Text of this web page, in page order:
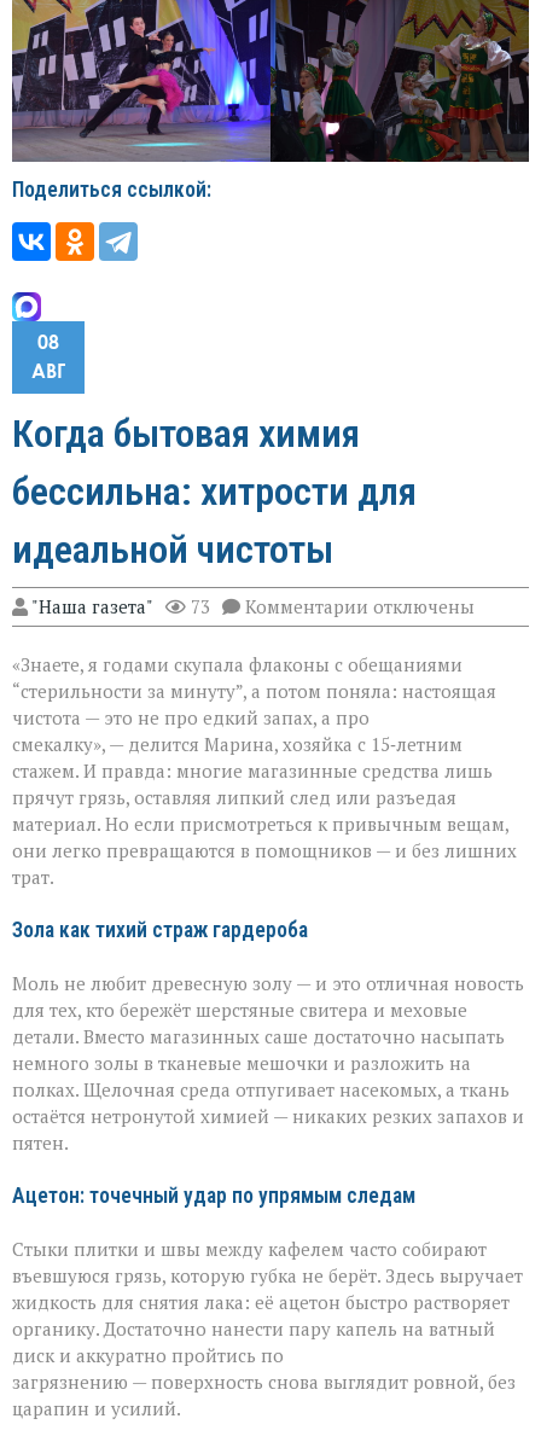
Поделиться ссылкой:
08
АВГ
Когда бытовая химия
бессильна: хитрости для
идеальной чистоты
"Наша газета" 73 Комментарии к
записи
бытовая
химия
хитрости
для
идеальной
чистоты
отключены
«Знаете, я годами скупала флаконы с обещаниями
“стерильности за минуту”, а потом поняла: настоящая
чистота — это не про едкий запах, а про
смекалку», — делится Марина, хозяйка с 15‑летним
стажем. И правда: многие магазинные средства лишь
прячут грязь, оставляя липкий след или разъедая
материал. Но если присмотреться к привычным вещам,
они легко превращаются в помощников — и без лишних
трат.
Зола как тихий страж гардероба
Моль не любит древесную золу — и это отличная новость
для тех, кто бережёт шерстяные свитера и меховые
детали. Вместо магазинных саше достаточно насыпать
немного золы в тканевые мешочки и разложить на
полках. Щелочная среда отпугивает насекомых, а ткань
остаётся нетронутой химией — никаких резких запахов и
пятен.
Ацетон: точечный удар по упрямым следам
Стыки плитки и швы между кафелем часто собирают
въевшуюся грязь, которую губка не берёт. Здесь выручает
жидкость для снятия лака: её ацетон быстро растворяет
органику. Достаточно нанести пару капель на ватный
диск и аккуратно пройтись по
загрязнению — поверхность снова выглядит ровной, без
царапин и усилий.